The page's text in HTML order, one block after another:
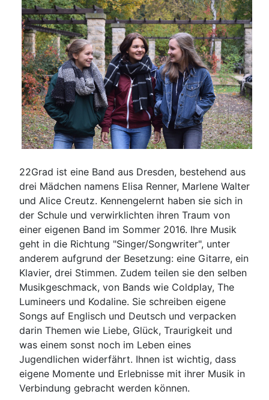
22Grad ist eine Band aus Dresden, bestehend aus
drei Mädchen namens Elisa Renner, Marlene Walter
und Alice Creutz. Kennengelernt haben sie sich in
der Schule und verwirklichten ihren Traum von
einer eigenen Band im Sommer 2016. Ihre Musik
geht in die Richtung "Singer/Songwriter", unter
anderem aufgrund der Besetzung: eine Gitarre, ein
Klavier, drei Stimmen. Zudem teilen sie den selben
Musikgeschmack, von Bands wie Coldplay, The
Lumineers und Kodaline. Sie schreiben eigene
Songs auf Englisch und Deutsch und verpacken
darin Themen wie Liebe, Glück, Traurigkeit und
was einem sonst noch im Leben eines
Jugendlichen widerfährt. Ihnen ist wichtig, dass
eigene Momente und Erlebnisse mit ihrer Musik in
Verbindung gebracht werden können.